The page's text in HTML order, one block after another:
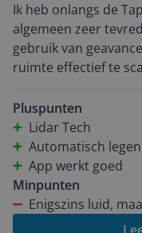
uitstekend.
Ik heb onlangs de
algemeen zeer
gebruik van
ruimte effectief te
opvallende
automatische
functie past de
van de
doeltreffende
energieverbruik. Ik
een grondige
Pluspunten
Lidar Tech
Automatisch legen
App werkt goed
Minpunten
Enigszins luid,